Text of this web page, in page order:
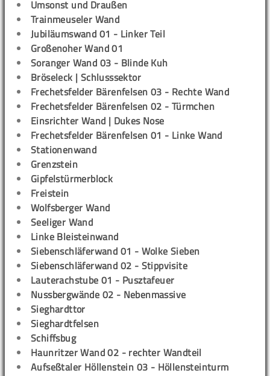
Umsonst und Draußen
Trainmeuseler Wand
Jubiläumswand 01 - Linker Teil
Großenoher Wand 01
Soranger Wand 03 - Blinde Kuh
Bröseleck | Schlusssektor
Frechetsfelder Bärenfelsen 03 - Rechte Wand
Frechetsfelder Bärenfelsen 02 - Türmchen
Einsrichter Wand | Dukes Nose
Frechetsfelder Bärenfelsen 01 - Linke Wand
Stationenwand
Grenzstein
Gipfelstürmerblock
Freistein
Wolfsberger Wand
Seeliger Wand
Linke Bleisteinwand
Siebenschläferwand 01 - Wolke Sieben
Siebenschläferwand 02 - Stippvisite
Lauterachstube 01 - Pusztafeuer
Nussbergwände 02 - Nebenmassive
Sieghardttor
Sieghardtfelsen
Schiffsbug
Haunritzer Wand 02 - rechter Wandteil
Aufseßtaler Höllenstein 03 - Höllensteinturm